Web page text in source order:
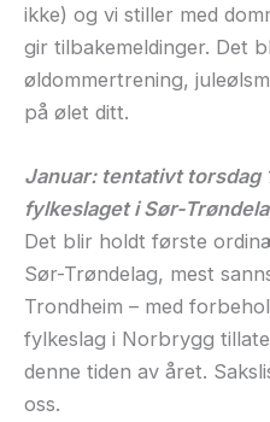
ikke) og vi stiller med
gir tilbakemeldinger. Det
øldommertrening,
på ølet ditt.
Januar: tentativt torsdag
fylkeslaget i Sør-
Det blir holdt første
Sør-Trøndelag, mest
Trondheim – med
fylkeslag i Norbrygg
denne tiden av året.
oss.